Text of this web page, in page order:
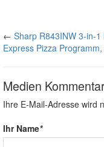
← Sharp R843INW 3-in-
Express Pizza
Medien
Ihre E-Mail-Adresse wird
Ihr Name*